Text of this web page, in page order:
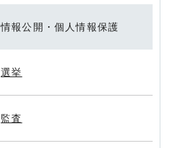
情報公開・個人情報保護
選挙
監査